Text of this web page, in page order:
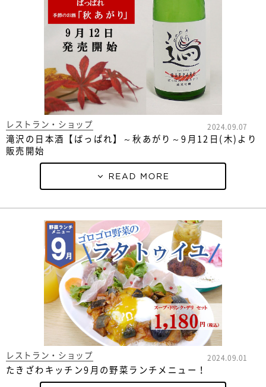
レストラン・ショップ 2024.09.07
滝沢の日本酒【ばっぱれ】～秋あがり～9月12日(木)より
販売開始
レストラン・ショップ 2024.09.01
たきざわキッチン9月の野菜ランチメニュー！